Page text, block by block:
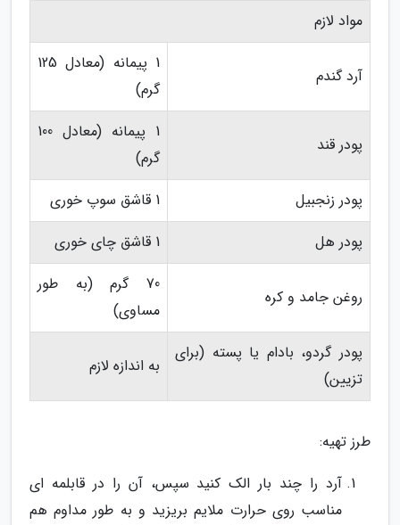
مواد لازم
آرد گندم
1 پیمانه (معادل 125
گرم)
پودر قند
1 پیمانه (معادل 100
گرم)
پودر زنجبیل
1 قاشق سوپ خوری
پودر هل
1 قاشق چای خوری
روغن جامد و کره
70 گرم (به طور
مساوی)
پودر گردو، بادام یا پسته (برای
تزیین)
به اندازه لازم
طرز تهیه:
آرد را چند بار الک کنید سپس، آن را در قابلمه ای
مناسب روی حرارت ملایم بریزید و به طور مداوم هم